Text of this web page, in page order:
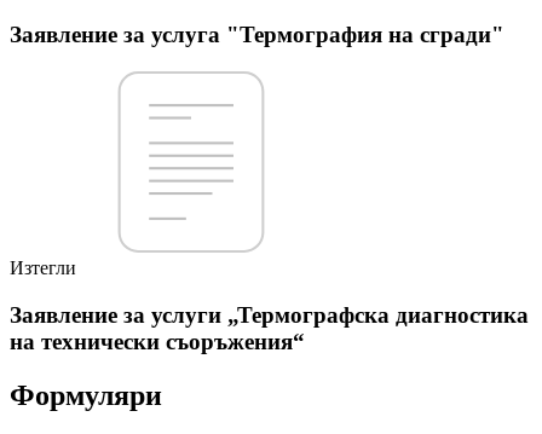
Заявление за услуга "Термография на сгради"
Изтегли
Заявление за услуги „Термографска диагностика
на технически съоръжения“
Формуляри